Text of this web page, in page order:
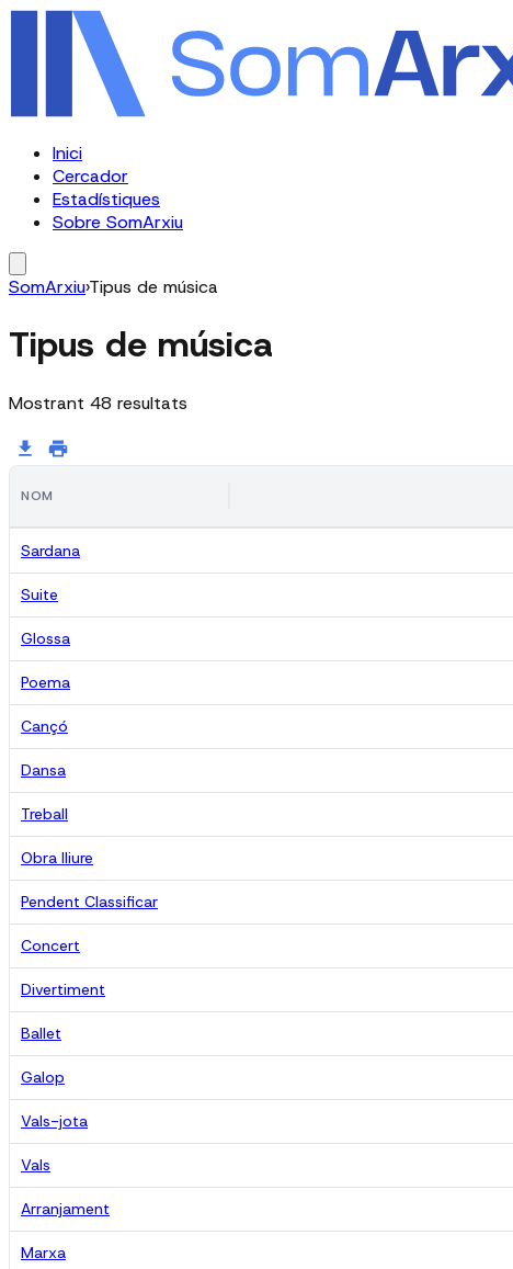
Inici
Cercador
Estadístiques
Sobre SomArxiu
SomArxiu›Tipus de música
Tipus de música
Mostrant 48 resultats
NOM
Sardana
Suite
Glossa
Poema
Cançó
Dansa
Treball
Obra lliure
Pendent Classificar
Concert
Divertiment
Ballet
Galop
Vals-jota
Vals
Arranjament
Marxa